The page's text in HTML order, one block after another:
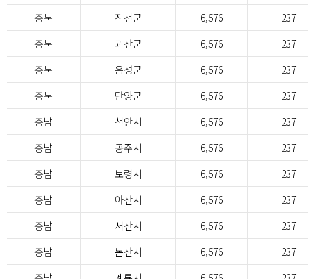
충북 진천군 6,576
237
충북
괴산군 6,576
237
충북
음성군 6,576
237
충북
단양군 6,576
237
충남
천안시 6,576
237
충남
공주시 6,576
237
충남
보령시 6,576
237
충남
아산시 6,576
237
충남
서산시 6,576
237
충남
논산시 6,576
237